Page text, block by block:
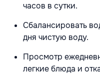
часов в сутки.
Сбалансировать
дня чистую воду.
Просмотр
легкие блюда и